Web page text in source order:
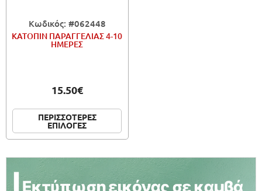
Κωδικός: #062448
ΚΑΤΟΠΙΝ ΠΑΡΑΓΓΕΛΙΑΣ 4-10
ΗΜΕΡΕΣ
15.50€
ΠΕΡΙΣΣΟΤΕΡΕΣ
ΕΠΙΛΟΓΕΣ